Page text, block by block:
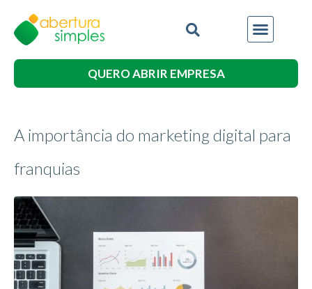
QUERO ABRIR EMPRESA
A importância do marketing digital para
franquias